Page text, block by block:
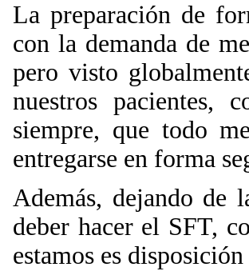
La preparación de
con la demanda de
pero visto
nuestros pacientes,
siempre, que todo
entregarse en forma
Además, dejando de
deber hacer el SFT,
estamos es